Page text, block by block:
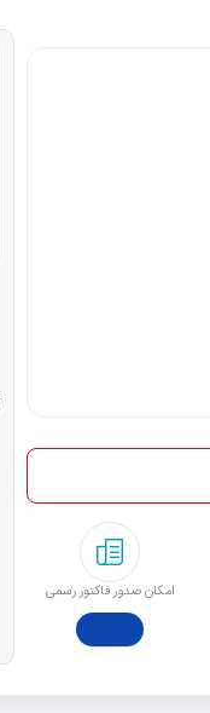
امکان صدور فاکتور رسمی